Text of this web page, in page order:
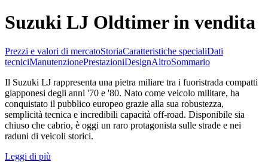
Suzuki LJ Oldtimer in vendita
Prezzi e valori di mercatoStoriaCaratteristiche specialiDati
tecniciManutenzionePrestazioniDesignAltroSommario
Il Suzuki LJ rappresenta una pietra miliare tra i fuoristrada compatti
giapponesi degli anni '70 e '80. Nato come veicolo militare, ha
conquistato il pubblico europeo grazie alla sua robustezza,
semplicità tecnica e incredibili capacità off-road. Disponibile sia
chiuso che cabrio, è oggi un raro protagonista sulle strade e nei
raduni di veicoli storici.
Leggi di più